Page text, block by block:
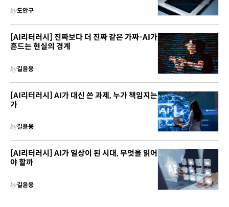
by도안구
[AI리터러시] 진짜보다 더 진짜 같은 가짜-AI가
흔드는 현실의 경계
by길윤웅
[AI리터러시] AI가 대신 쓴 과제, 누가 책임지는
가
by길윤웅
[AI리터러시] AI가 일상이 된 시대, 무엇을 읽어
야 할까
by길윤웅